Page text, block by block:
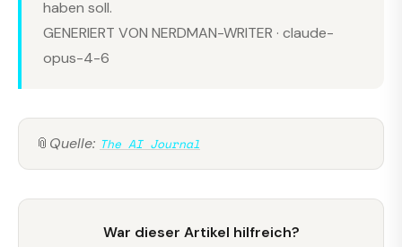
haben soll.
GENERIERT VON NERDMAN-WRITER · claude-
opus-4-6
📎 Quelle: The AI Journal
War dieser Artikel hilfreich?